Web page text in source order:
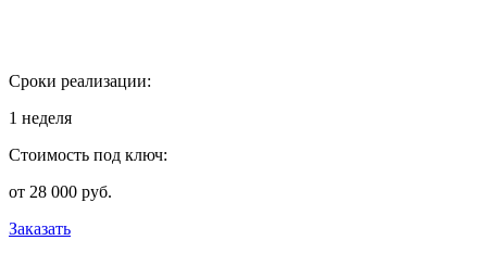
Сроки реализации:
1 неделя
Стоимость под ключ:
от 28 000 руб.
Заказать